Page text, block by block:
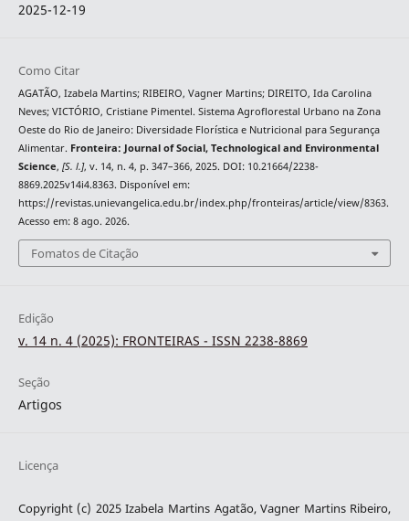
2025-12-19
Como Citar
AGATÃO, Izabela Martins; RIBEIRO, Vagner Martins; DIREITO, Ida Carolina
Neves; VICTÓRIO, Cristiane Pimentel. Sistema Agroflorestal Urbano na Zona
Oeste do Rio de Janeiro: Diversidade Florística e Nutricional para Segurança
Alimentar. Fronteira: Journal of Social, Technological and Environmental
Science, [S. l.], v. 14, n. 4, p. 347–366, 2025. DOI: 10.21664/2238-
8869.2025v14i4.8363. Disponível em:
https://revistas.unievangelica.edu.br/index.php/fronteiras/article/view/8363.
Acesso em: 8 ago. 2026.
Fomatos de Citação
Edição
v. 14 n. 4 (2025): FRONTEIRAS - ISSN 2238-8869
Seção
Artigos
Licença
Copyright (c) 2025 Izabela Martins Agatão, Vagner Martins Ribeiro,